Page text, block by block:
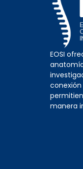
EOSI
manera